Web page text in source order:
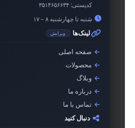
کدپستی: ۳۵۱۴۶۵۶۶۳۴
شنبه تا چهارشنبه ۸ – ۱۷
لینک‌ها ویرایش
صفحه اصلی
محصولات
وبلاگ
درباره ما
تماس با ما
دنبال کنید